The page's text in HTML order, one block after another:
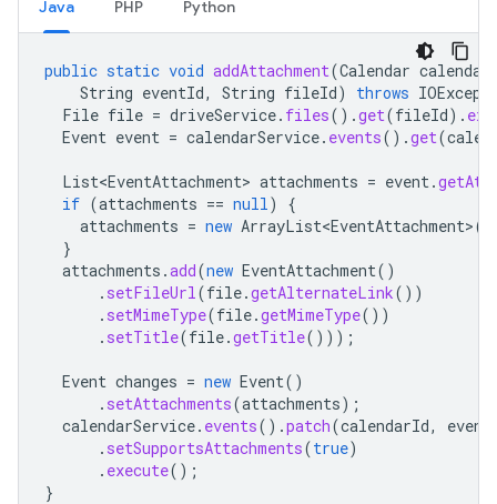
Java PHP Python
public static void addAttachment(Calendar
String eventId, String fileId) throws
File file = driveService. files().get(fileId).
Event event = calendarService. events().get(
List<EventAttachment> attachments = event.
if (attachments == null)
{
attachments = new ArrayList<EventAttachment>
}
attachments .add(new EventAttachment()
. setFileUrl(file.getAlternateLink())
. setMimeType(file.getMimeType())
. setTitle(file.getTitle()));
Event changes = new Event()
. setAttachments(attachments);
calendarService. events().patch(calendarId,
. setSupportsAttachments(true)
. execute();
}